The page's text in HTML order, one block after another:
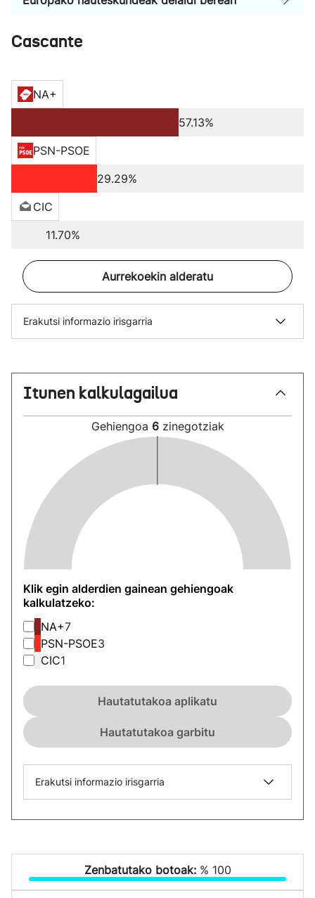
Cascante
NA+
57.13%
PSN-PSOE
29.29%
CIC
11.70%
Aurrekoekin alderatu
Erakutsi informazio irisgarria
Itunen kalkulagailua
Gehiengoa 6 zinegotziak
Klik egin alderdien gainean gehiengoak
kalkulatzeko:
NA+7
PSN-PSOE3
CIC1
Hautatutakoa aplikatu
Hautatutakoa garbitu
Erakutsi informazio irisgarria
Zenbatutako botoak: % 100